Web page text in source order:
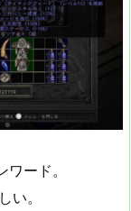
ード。
い。